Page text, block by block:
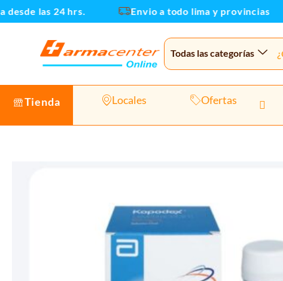
al
las 24 hrs. Envio a todo lima y provincias
Todas las categorías
Tienda Locales Ofertas